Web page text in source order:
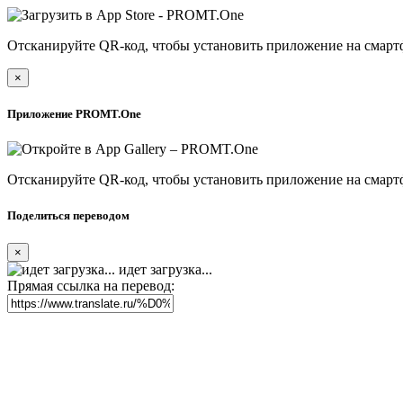
Отсканируйте QR-код, чтобы установить приложение на
×
Приложение PROMT.One
Отсканируйте QR-код, чтобы установить приложение на
Поделиться переводом
×
идет загрузка...
Прямая ссылка на перевод: